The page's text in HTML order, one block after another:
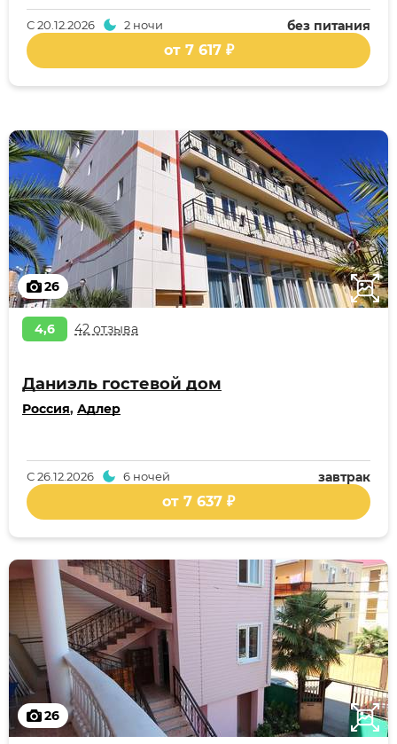
без питания
С20.12.2026 2 ночи
от 7 617 ₽
26
4,6 42 отзыва
Даниэль гостевой дом
Россия, Адлер
завтрак
С26.12.2026 6 ночей
от 7 637 ₽
26